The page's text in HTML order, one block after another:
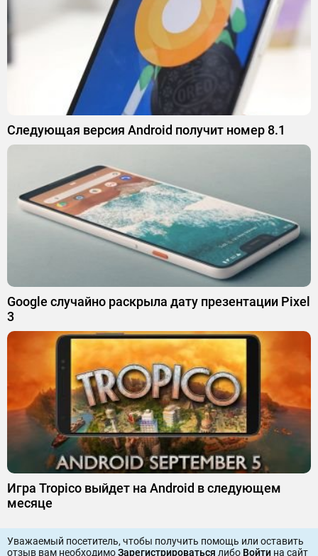
Следующая версия Android получит номер 8.1
Google случайно раскрыла дату презентации Pixel
3
Игра Tropico выйдет на Android в следующем
месяце
Уважаемый посетитель, чтобы получить помощь или оставить
отзыв вам необходимоЗарегистрироваться либо Войти на сайт